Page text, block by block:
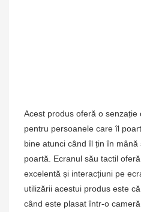
Acest produs oferă o
pentru persoanele care îl
bine atunci când îl țin în
poartă. Ecranul său tactil
excelentă și interacțiuni pe
utilizării acestui produs este
când este plasat într-o